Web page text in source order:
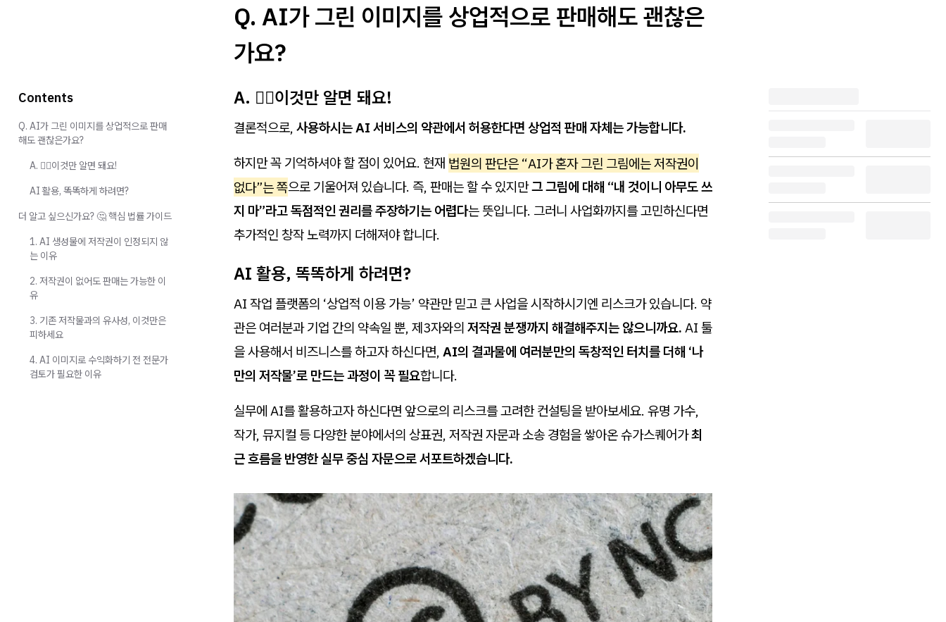
Q. AI가 그린 이미지를 상업적으로 판매해도 괜찮은
가요?
A. 💁‍♀️이것만 알면 돼요!
결론적으로, 사용하시는 AI 서비스의 약관에서 허용한다면 상업적 판매 자체는 가능합니다.
하지만 꼭 기억하셔야 할 점이 있어요. 현재 법원의 판단은 “AI가 혼자 그린 그림에는 저작권이
없다”는 쪽으로 기울어져 있습니다. 즉, 판매는 할 수 있지만그 그림에 대해 “내 것이니 아무도 쓰
지 마”라고 독점적인 권리를 주장하기는 어렵다는 뜻입니다. 그러니 사업화까지를 고민하신다면
추가적인 창작 노력까지 더해져야 합니다.
AI 활용, 똑똑하게 하려면?
AI 작업 플랫폼의 ‘상업적 이용 가능’ 약관만 믿고 큰 사업을 시작하시기엔 리스크가 있습니다. 약
관은 여러분과 기업 간의 약속일 뿐, 제3자와의 저작권 분쟁까지 해결해주지는 않으니까요. AI 툴
을 사용해서 비즈니스를 하고자 하신다면, AI의 결과물에 여러분만의 독창적인 터치를 더해 ‘나
만의 저작물’로 만드는 과정이 꼭 필요합니다.
실무에 AI를 활용하고자 하신다면 앞으로의 리스크를 고려한 컨설팅을 받아보세요. 유명 가수,
작가, 뮤지컬 등 다양한 분야에서의 상표권, 저작권 자문과 소송 경험을 쌓아온 슈가스퀘어가최
근 흐름을 반영한 실무 중심 자문으로 서포트하겠습니다.
Contents
Q. AI가 그린 이미지를 상업적으로 판매
해도 괜찮은가요?
A. 💁‍♀️이것만 알면 돼요!
AI 활용, 똑똑하게 하려면?
더 알고 싶으신가요? 🤔 핵심 법률 가이드
1. AI 생성물에 저작권이 인정되지 않
는 이유
2. 저작권이 없어도 판매는 가능한 이
유
3. 기존 저작물과의 유사성, 이것만은
피하세요
4. AI 이미지로 수익화하기 전 전문가
검토가 필요한 이유